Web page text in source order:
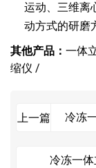
运动、三维离
动方式的研磨
其他产品： 一体
缩仪 /
上一篇 冷冻
冷冻一